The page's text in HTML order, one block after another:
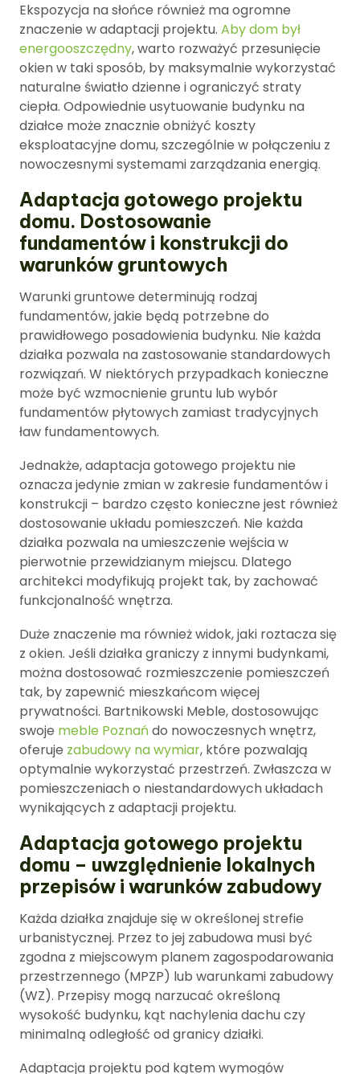
Ekspozycja na słońce również ma ogromne
znaczenie w adaptacji projektu. Aby dom był
energooszczędny, warto rozważyć przesunięcie
okien w taki sposób, by maksymalnie wykorzystać
naturalne światło dzienne i ograniczyć straty
ciepła. Odpowiednie usytuowanie budynku na
działce może znacznie obniżyć koszty
eksploatacyjne domu, szczególnie w połączeniu z
nowoczesnymi systemami zarządzania energią.
Adaptacja gotowego projektu
domu. Dostosowanie
fundamentów i konstrukcji do
warunków gruntowych
Warunki gruntowe determinują rodzaj
fundamentów, jakie będą potrzebne do
prawidłowego posadowienia budynku. Nie każda
działka pozwala na zastosowanie standardowych
rozwiązań. W niektórych przypadkach konieczne
może być wzmocnienie gruntu lub wybór
fundamentów płytowych zamiast tradycyjnych
ław fundamentowych.
Jednakże, adaptacja gotowego projektu nie
oznacza jedynie zmian w zakresie fundamentów i
konstrukcji – bardzo często konieczne jest również
dostosowanie układu pomieszczeń. Nie każda
działka pozwala na umieszczenie wejścia w
pierwotnie przewidzianym miejscu. Dlatego
architekci modyfikują projekt tak, by zachować
funkcjonalność wnętrza.
Duże znaczenie ma również widok, jaki roztacza się
z okien. Jeśli działka graniczy z innymi budynkami,
można dostosować rozmieszczenie pomieszczeń
tak, by zapewnić mieszkańcom więcej
prywatności. Bartnikowski Meble, dostosowując
swoje meble Poznań do nowoczesnych wnętrz,
oferuje zabudowy na wymiar, które pozwalają
optymalnie wykorzystać przestrzeń. Zwłaszcza w
pomieszczeniach o niestandardowych układach
wynikających z adaptacji projektu.
Adaptacja gotowego projektu
domu – uwzględnienie lokalnych
przepisów i warunków zabudowy
Każda działka znajduje się w określonej strefie
urbanistycznej. Przez to jej zabudowa musi być
zgodna z miejscowym planem zagospodarowania
przestrzennego (MPZP) lub warunkami zabudowy
(WZ). Przepisy mogą narzucać określoną
wysokość budynku, kąt nachylenia dachu czy
minimalną odległość od granicy działki.
Adaptacja projektu pod kątem wymogów